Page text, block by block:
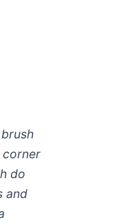
corner
do
and